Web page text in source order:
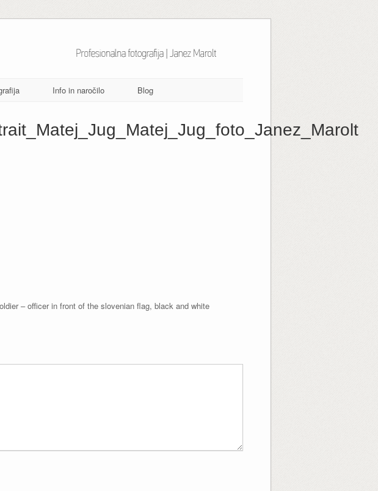
Info in naročilo Blog
– officer in front of the slovenian flag, black and white